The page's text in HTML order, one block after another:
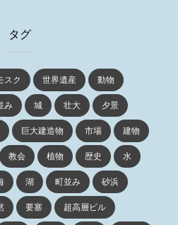
タグ
スク 世界遺産 動物
み 城 壮大 夕景
巨大建造物 市場 建物
教会 植物 歴史 水
湖 町並み 砂浜
要塞 超高層ビル